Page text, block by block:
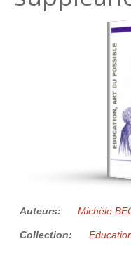
Auteurs: Michèle
Collection: